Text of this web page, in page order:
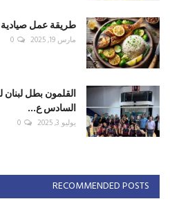
طريقة عمل
مارس 19, 2025 0
القلمون بطل لبنان
السادس ع...
يوليو 3, 2025 0
RECOMMENDED POSTS